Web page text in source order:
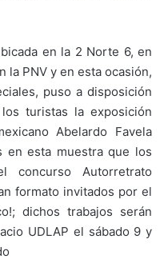
en la 2 Norte 6, en
la PNV y en esta ocasión,
puso a disposición
turistas la exposición
Abelardo Favela
en esta muestra que los
concurso Autorretrato
formato invitados por el
dichos trabajos serán
UDLAP el sábado 9 y